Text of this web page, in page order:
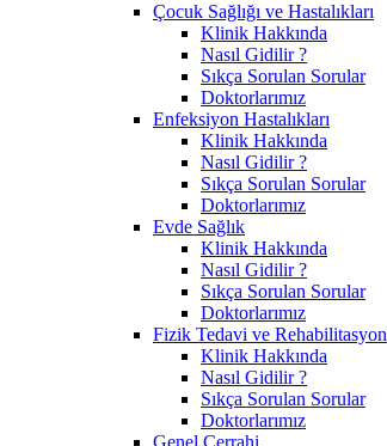
Çocuk Sağlığı ve Hastalıkları
Klinik Hakkında
Nasıl Gidilir ?
Sıkça Sorulan Sorular
Doktorlarımız
Enfeksiyon Hastalıkları
Klinik Hakkında
Nasıl Gidilir ?
Sıkça Sorulan Sorular
Doktorlarımız
Evde Sağlık
Klinik Hakkında
Nasıl Gidilir ?
Sıkça Sorulan Sorular
Doktorlarımız
Fizik Tedavi ve Rehabilitasyon
Klinik Hakkında
Nasıl Gidilir ?
Sıkça Sorulan Sorular
Doktorlarımız
Genel Cerrahi